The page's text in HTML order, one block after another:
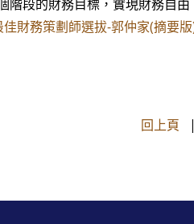
段的財務目標，實現財務自由
佳財務策劃師選拔-郭仲家(摘要
回上頁